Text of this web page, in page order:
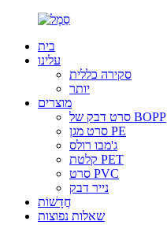
בית
עלינו
סקירה כללית
יותר
מוצרים
סרט דבק של BOPP
סרט מגן PE
ג'מבו רולס
קלטת PET
סרט PVC
נייר דבק
חֲדָשׁוֹת
שאלות נפוצות